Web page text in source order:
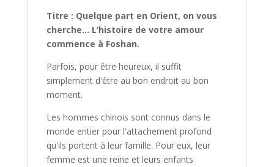
Titre : Quelque part en Orient, on vous
cherche… L’histoire de votre amour
commence à Foshan.
Parfois, pour être heureux, il suffit
simplement d'être au bon endroit au bon
moment.
Les hommes chinois sont connus dans le
monde entier pour l'attachement profond
qu'ils portent à leur famille. Pour eux, leur
femme est une reine et leurs enfants